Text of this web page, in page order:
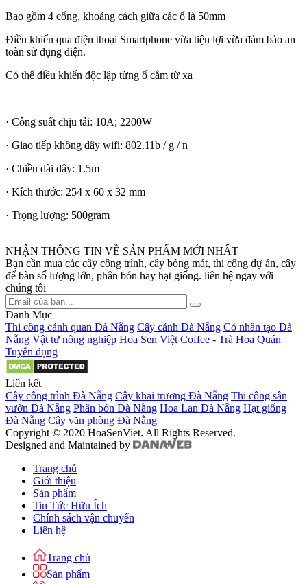
Bao gồm 4 cổng, khoảng cách giữa các ổ là 50mm
Điều khiển qua điện thoại Smartphone vừa tiện lợi vừa đảm bảo an
toàn sử dụng điện.
Có thể điều khiển độc lập từng ổ cắm từ xa
· Công suất chịu tải: 10A; 2200W
· Giao tiếp không dây wifi: 802.11b / g / n
· Chiều dài dây: 1.5m
· Kích thước: 254 x 60 x 32 mm
· Trọng lượng: 500gram
NHẬN THÔNG TIN VỀ SẢN PHẨM MỚI NHẤT
Bạn cần mua các cây công trình, cây bóng mát, thi công dự án, cây
để bàn số lượng lớn, phân bón hay hạt giống. liên hệ ngay với
chúng tôi
Danh Mục
Thi công cảnh quan Đà Nẵng Cây cảnh Đà Nẵng Cỏ nhân tạo Đà
Nẵng Vật tư nông nghiệp Hoa Sen Việt Coffee - Trà Hoa Quán
Tuyển dụng
Liên kết
Cây công trình Đà Nẵng Cây khai trương Đà Nẵng Thi công sân
vườn Đà Nẵng Phân bón Đà Nẵng Hoa Lan Đà Nẵng Hạt giống
Đà Nẵng Cây văn phòng Đà Nẵng
Copyright © 2020 HoaSenViet. All Rights Reserved.
Designed and Maintained by
Trang chủ
Giới thiệu
Sản phẩm
Tin Tức Hữu Ích
Chính sách vận chuyển
Liên hệ
Trang chủ
Sản phẩm